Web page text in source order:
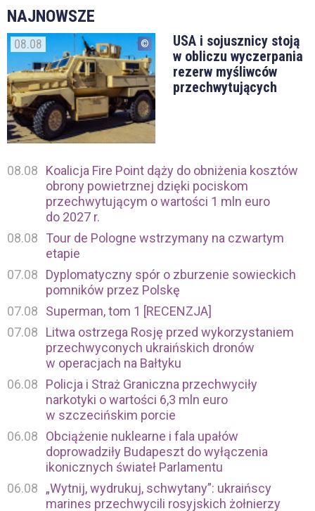
NAJNOWSZE
08.08
USA i sojusznicy stoją
w obliczu wyczerpania
rezerw myśliwców
przechwytujących
08.08
Koalicja Fire Point dąży do obniżenia kosztów
obrony powietrznej dzięki pociskom
przechwytującym o wartości 1 mln euro
do 2027 r.
08.08
Tour de Pologne wstrzymany na czwartym
etapie
07.08
Dyplomatyczny spór o zburzenie sowieckich
pomników przez Polskę
07.08
Superman, tom 1 [RECENZJA]
07.08
Litwa ostrzega Rosję przed wykorzystaniem
przechwyconych ukraińskich dronów
w operacjach na Bałtyku
06.08
Policja i Straż Graniczna przechwyciły
narkotyki o wartości 6,3 mln euro
w szczecińskim porcie
06.08
Obciążenie nuklearne i fala upałów
doprowadziły Budapeszt do wyłączenia
ikonicznych świateł Parlamentu
06.08
„Wytnij, wydrukuj, schwytany”: ukraińscy
marines przechwycili rosyjskich żołnierzy